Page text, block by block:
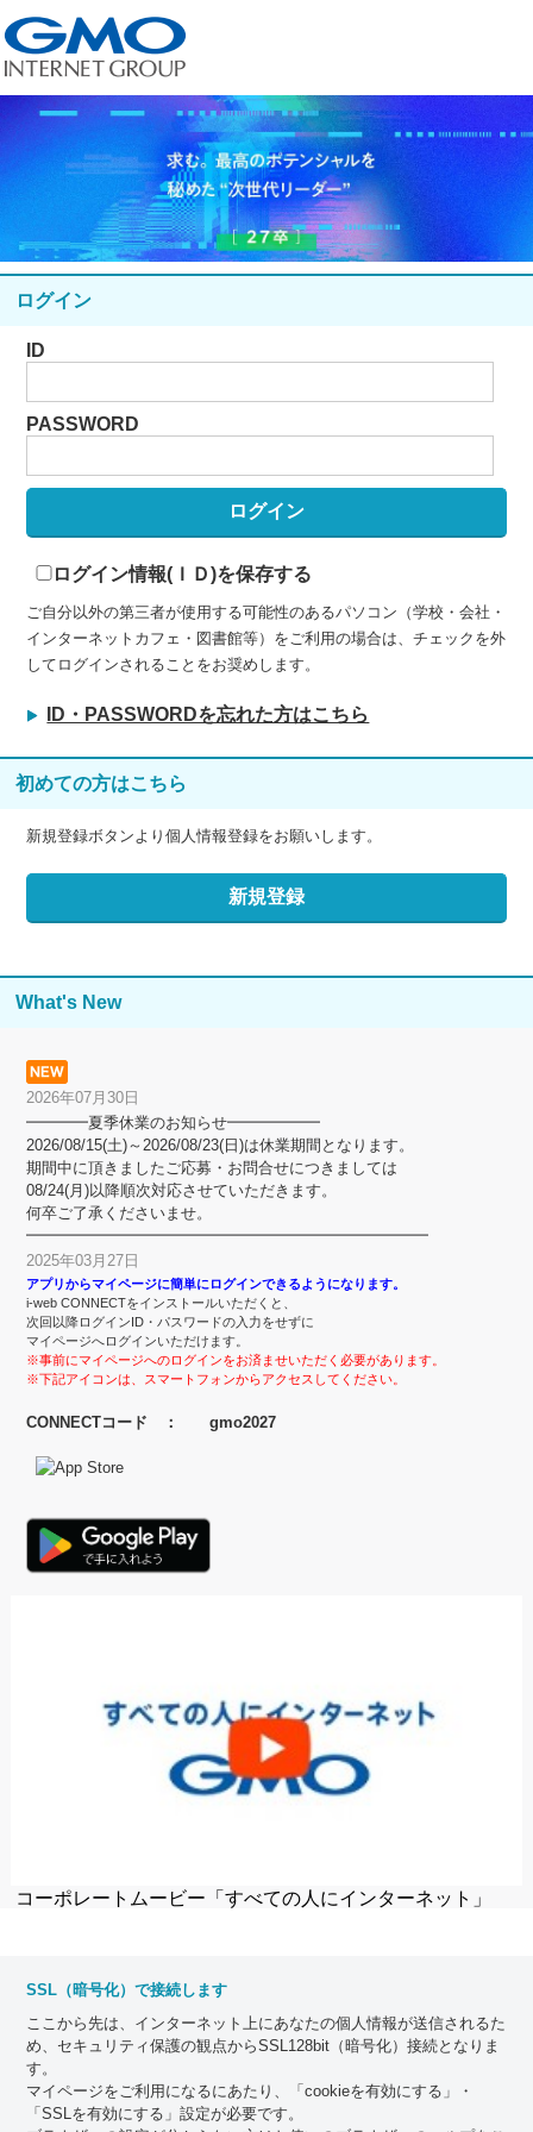
ログイン
ID
PASSWORD
ログイン情報(ＩＤ)を保存する
ご自分以外の第三者が使用する可能性のあるパソコン（学校・会社・
インターネットカフェ・図書館等）をご利用の場合は、チェックを外
してログインされることをお奨めします。
ID・PASSWORDを忘れた方はこちら
初めての方はこちら
新規登録ボタンより個人情報登録をお願いします。
What's New
2026年07月30日
━━━━夏季休業のお知らせ━━━━━━
2026/08/15(土)～2026/08/23(日)は休業期間となります。
期間中に頂きましたご応募・お問合せにつきましては
08/24(月)以降順次対応させていただきます。
何卒ご了承くださいませ。
━━━━━━━━━━━━━━━━━━━━━━━━━━
2025年03月27日
アプリからマイページに簡単にログインできるようになります。
i-web CONNECTをインストールいただくと、
次回以降ログインID・パスワードの入力をせずに
マイページへログインいただけます。
※事前にマイページへのログインをお済ませいただく必要があります。
※下記アイコンは、スマートフォンからアクセスしてください。
CONNECTコード ： gmo2027
コーポレートムービー「すべての人にインターネット」
SSL（暗号化）で接続します
ここから先は、インターネット上にあなたの個人情報が送信されるた
め、セキュリティ保護の観点からSSL128bit（暗号化）接続となりま
す。
マイページをご利用になるにあたり、「cookieを有効にする」・
「SSLを有効にする」設定が必要です。